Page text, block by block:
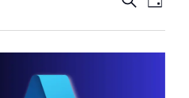
de
de
DÍA